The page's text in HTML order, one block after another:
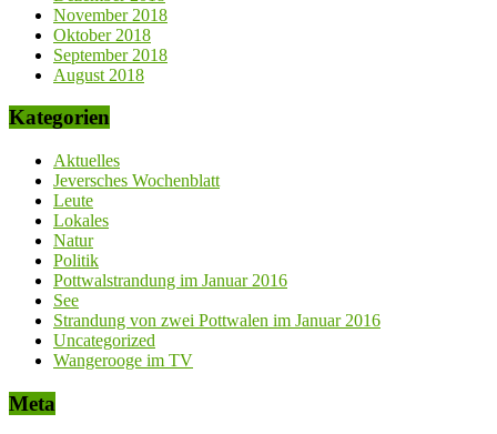
November 2018
Oktober 2018
September 2018
August 2018
Kategorien
Aktuelles
Jeversches Wochenblatt
Leute
Lokales
Natur
Politik
Pottwalstrandung im Januar 2016
See
Strandung von zwei Pottwalen im Januar 2016
Uncategorized
Wangerooge im TV
Meta